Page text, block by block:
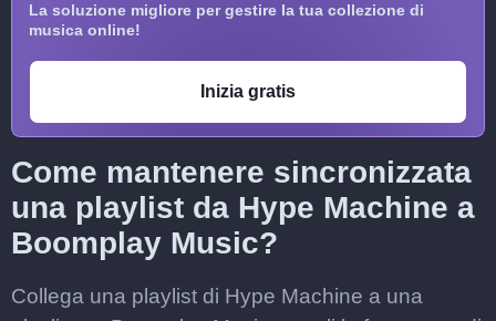
La soluzione migliore per gestire la tua collezione di
musica online!
Inizia gratis
Come mantenere sincronizzata
una playlist da Hype Machine a
Boomplay Music?
Collega una playlist di Hype Machine a una